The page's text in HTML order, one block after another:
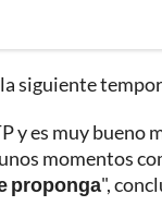
siguiente
y es muy
momentos
proponga",